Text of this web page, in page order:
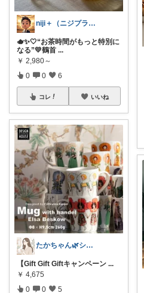
niji＋（ニジプラス）感謝しています
🫖✨🤍“お茶時間がもっと特別に
なる”💛鶴首 ...
￥ 2,980～
0 0 6
コレ いいね
たかちゃん🌿シンプルで心地よい暮らし
【Gift Gift Giftキャンペーン ...
￥ 4,675
0 0 5